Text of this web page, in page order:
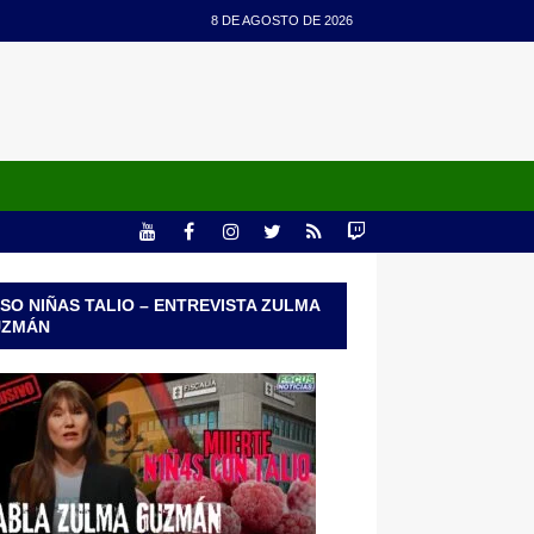
8 DE AGOSTO DE 2026
NIÑAS TALIO – ENTREVISTA ZULMA